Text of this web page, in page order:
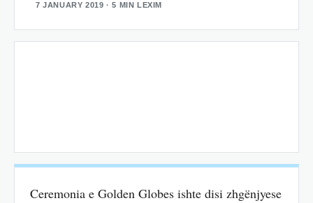
7 JANUARY 2019 · 5 MIN LEXIM
Ceremonia e Golden Globes ishte disi zhgënjyese